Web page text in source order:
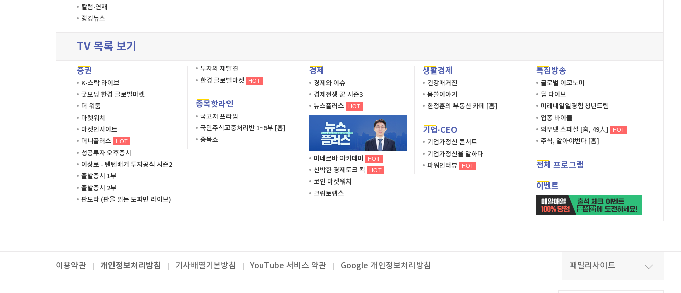
칼럼·연재
랭킹뉴스
TV 목록 보기
증권
K-스탁 라이브
굿모닝 한경 글로벌마켓
더 워룸
마켓워치
마켓인사이트
머니플러스
HOT
성공투자 오후증시
이상로 - 텐텐배거 투자공식 시즌2
출발증시 1부
출발증시 2부
판도라 (판을 읽는 도파민 라이브)
투자의 재발견
한경 글로벌마켓
HOT
종목핫라인
국고처 프라임
국민주식고충처리반 1~6부 [홈]
종목쇼
경제
경제와 이슈
경제전쟁 꾼 시즌3
뉴스플러스
HOT
미네르바 아카데미 HOT
신박한 경제토크 킥 HOT
코인 마켓워치
크립토랩스
생활경제
건강매거진
몸쓸이야기
한정훈의 부동산 카페 [홈]
기업·CEO
기업가정신 콘서트
기업가정신을 말하다
파워인터뷰
HOT
특집방송
글로벌 이코노미
딥 다이브
미래내일일경험 청년드림
업종 바이블
와우넷 스페셜 [홈, 49人]
HOT
주식, 알아야번다 [홈]
전체 프로그램
이벤트
이용약관 개인정보처리방침 기사배열기본방침 YouTube 서비스 약관 Google 개인정보처리방침 패밀리사이트
패밀리사이트